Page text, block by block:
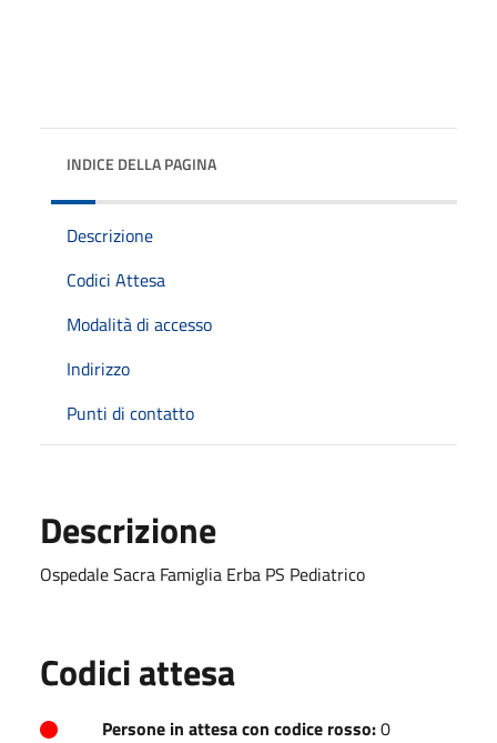
INDICE DELLA PAGINA
Descrizione
Codici Attesa
Modalità di accesso
Indirizzo
Punti di contatto
Descrizione
Ospedale Sacra Famiglia Erba PS Pediatrico
Codici attesa
Persone in attesa con codice rosso:0